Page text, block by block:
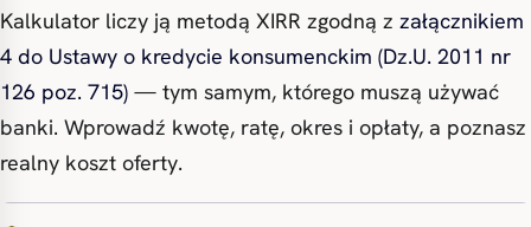
Kalkulator liczy ją metodą XIRR zgodną z załącznikiem
4 do Ustawy o kredycie konsumenckim (Dz.U. 2011 nr
126 poz. 715) — tym samym, którego muszą używać
banki. Wprowadź kwotę, ratę, okres i opłaty, a poznasz
realny koszt oferty.